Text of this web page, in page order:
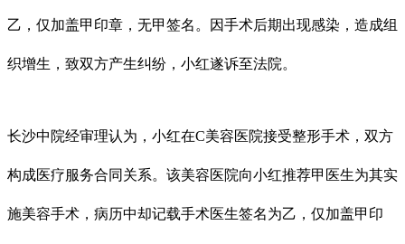
乙，仅加盖甲印章，无甲签名。因手术后期出现感染，造成组
织增生，致双方产生纠纷，小红遂诉至法院。
长沙中院经审理认为，小红在C美容医院接受整形手术，双方
构成医疗服务合同关系。该美容医院向小红推荐甲医生为其实
施美容手术，病历中却记载手术医生签名为乙，仅加盖甲印